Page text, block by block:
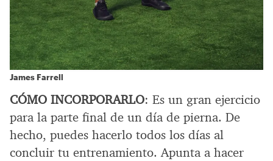
James Farrell
CÓMO INCORPORARLO: Es un gran ejercicio
para la parte final de un día de pierna. De
hecho, puedes hacerlo todos los días al
concluir tu entrenamiento. Apunta a hacer